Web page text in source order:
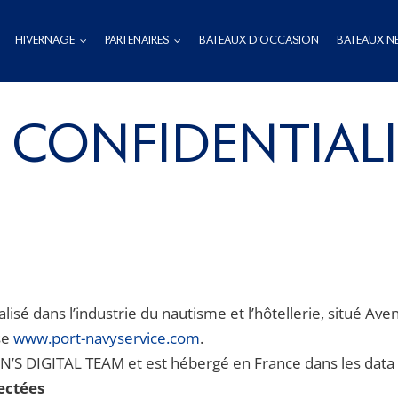
HIVERNAGE PARTENAIRES BATEAUX D’OCCASION BATEAUX
dans l’industrie du nautisme et l’hôtellerie, situé
www.port-navyservice.com.
DIGITAL TEAM et est hébergé en France dans les